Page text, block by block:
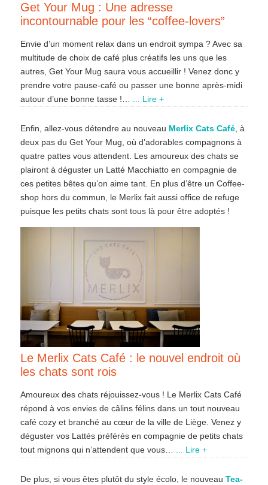
Get Your Mug : Une adresse
incontournable pour les “coffee-lovers”
Envie d’un moment relax dans un endroit sympa ? Avec sa
multitude de choix de café plus créatifs les uns que les
autres, Get Your Mug saura vous accueillir ! Venez donc y
prendre votre pause-café ou passer une bonne après-midi
autour d’une bonne tasse !…
... Lire +
Enfin, allez-vous détendre au nouveau Merlix Cats Café, à
deux pas du Get Your Mug, où d’adorables compagnons à
quatre pattes vous attendent. Les amoureux des chats se
plairont à déguster un Latté Macchiatto en compagnie de
ces petites bêtes qu’on aime tant. En plus d’être un Coffee-
shop hors du commun, le Merlix fait aussi office de refuge
puisque les petits chats sont tous là pour être adoptés !
Le Merlix Cats Café : le nouvel endroit où
les chats sont rois
Amoureux des chats réjouissez-vous ! Le Merlix Cats Café
répond à vos envies de câlins félins dans un tout nouveau
café cozy et branché au cœur de la ville de Liège. Venez y
déguster vos Lattés préférés en compagnie de petits chats
tout mignons qui n’attendent que vous…
... Lire +
De plus, si vous êtes plutôt du style écolo, le nouveau Tea-